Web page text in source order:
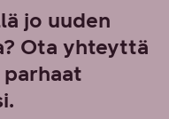
jo uuden
Ota yhteyttä